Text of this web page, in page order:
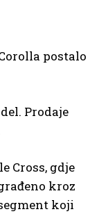
postalo
Prodaje
Cross, gdje
kroz
koji